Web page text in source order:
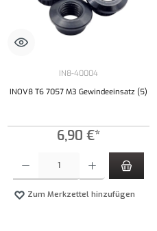
IN8-40004
INOV8 T6 7057 M3 Gewindeeinsatz (5)
6,90 €*
Zum Merkzettel hinzufügen